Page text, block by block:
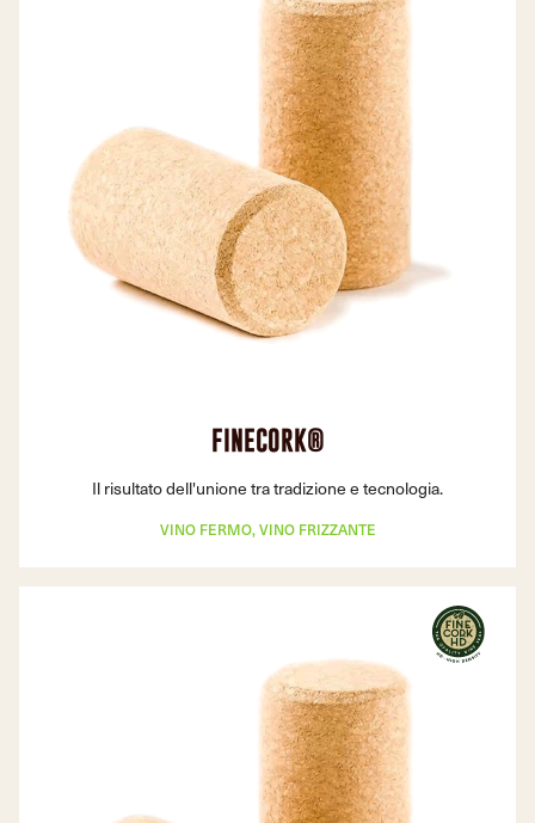
FINECORK®
Il risultato dell'unione tra tradizione e tecnologia.
VINO FERMO, VINO FRIZZANTE